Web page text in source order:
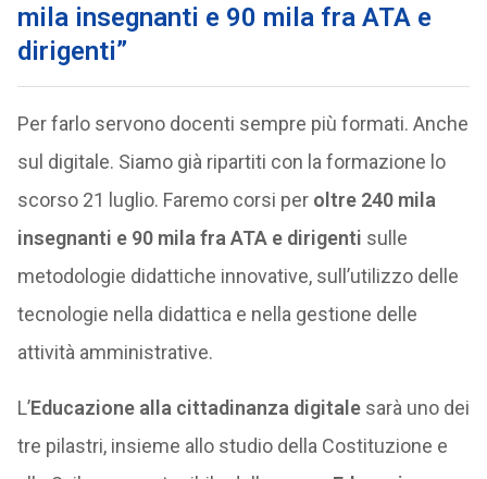
mila insegnanti e 90 mila fra ATA e
dirigenti”
Per farlo servono docenti sempre più formati. Anche
sul digitale. Siamo già ripartiti con la formazione lo
scorso 21 luglio. Faremo corsi per oltre 240 mila
insegnanti e 90 mila fra ATA e dirigenti sulle
metodologie didattiche innovative, sull’utilizzo delle
tecnologie nella didattica e nella gestione delle
attività amministrative.
L’Educazione alla cittadinanza digitale sarà uno dei
tre pilastri, insieme allo studio della Costituzione e